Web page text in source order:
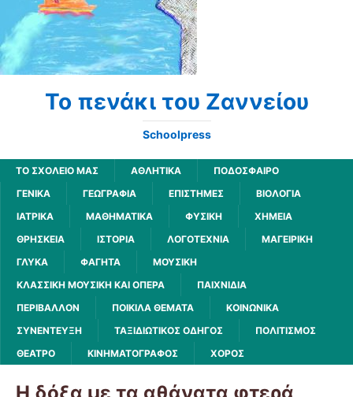
Το πενάκι του Ζαννείου
Schoolpress
ΤΟ ΣΧΟΛΕΙΟ ΜΑΣ ΑΘΛΗΤΙΚΆ
ΠΟΔΌΣΦΑΙΡΟ
ΓΕΝΙΚΆ
ΓΕΩΓΡΑΦΊΑ ΕΠΙΣΤΉΜΕΣ
ΒΙΟΛΟΓΊΑ
ΙΑΤΡΙΚΆ
ΜΑΘΗΜΑΤΙΚΆ ΦΥΣΙΚΉ
ΧΗΜΕΊΑ
ΘΡΗΣΚΕΊΑ
ΙΣΤΟΡΊΑ ΛΟΓΟΤΕΧΝΊΑ
ΜΑΓΕΙΡΙΚΉ
ΓΛΥΚΆ
ΦΑΓΗΤΆ
ΜΟΥΣΙΚΉ
ΚΛΑΣΣΙΚΉ ΜΟΥΣΙΚΉ ΚΑΙ ΌΠΕΡΑ
ΠΑΙΧΝΊΔΙΑ
ΠΕΡΙΒΆΛΛΟΝ
ΠΟΙΚΊΛΑ ΘΈΜΑΤΑ
ΚΟΙΝΩΝΙΚΆ
ΣΥΝΈΝΤΕΥΞΗ
ΤΑΞΙΔΙΩΤΙΚΌΣ ΟΔΗΓΌΣ
ΠΟΛΙΤΙΣΜΌΣ
ΘΈΑΤΡΟ
ΚΙΝΗΜΑΤΟΓΡΆΦΟΣ ΧΟΡΌΣ